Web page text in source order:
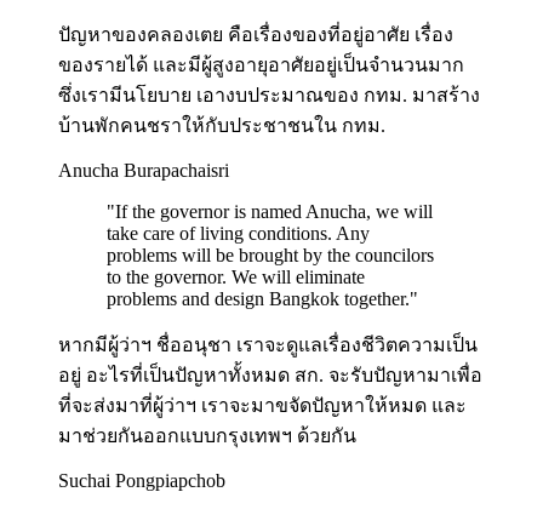
ปัญหาของคลองเตย คือเรื่องของที่อยู่อาศัย เรื่อง
ของรายได้ และมีผู้สูงอายุอาศัยอยู่เป็นจำนวนมาก
ซึ่งเรามีนโยบาย เอางบประมาณของ กทม. มาสร้าง
บ้านพักคนชราให้กับประชาชนใน กทม.
Anucha Burapachaisri
"If the governor is named Anucha, we will
take care of living conditions. Any
problems will be brought by the councilors
to the governor. We will eliminate
problems and design Bangkok together."
หากมีผู้ว่าฯ ชื่ออนุชา เราจะดูแลเรื่องชีวิตความเป็น
อยู่ อะไรที่เป็นปัญหาทั้งหมด สก. จะรับปัญหามาเพื่อ
ที่จะส่งมาที่ผู้ว่าฯ เราจะมาขจัดปัญหาให้หมด และ
มาช่วยกันออกแบบกรุงเทพฯ ด้วยกัน
Suchai Pongpiapchob